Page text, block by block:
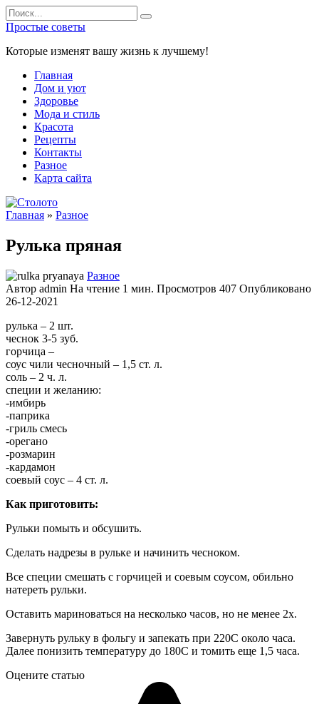
Перейти
к
содержанию
Search
for:
Простые советы
Которые изменят вашу жизнь к лучшему!
Главная
Дом и уют
Здоровье
Мода и стиль
Красота
Рецепты
Контакты
Разное
Карта сайта
Главная » Разное
Рулька пряная
Разное
Автор admin На чтение 1 мин. Просмотров 407 Опубликовано
26-12-2021
рулька – 2 шт.
чеснок 3-5 зуб.
горчица –
соус чили чесночный – 1,5 ст. л.
соль – 2 ч. л.
специи и желанию:
-имбирь
-паприка
-гриль смесь
-орегано
-розмарин
-кардамон
соевый соус – 4 ст. л.
Как приготовить:
Рульки помыть и обсушить.
Сделать надрезы в рульке и начинить чесноком.
Все специи смешать с горчицей и соевым соусом, обильно
натереть рульки.
Оставить мариноваться на несколько часов, но не менее 2х.
Завернуть рульку в фольгу и запекать при 220С около часа.
Далее понизить температуру до 180С и томить еще 1,5 часа.
Оцените статью